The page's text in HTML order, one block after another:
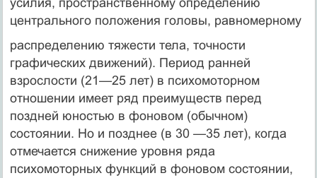
центрального положения головы, равномерному
распределению тяжести тела, точности
графических движений). Период ранней
взрослости (21—25 лет) в психомоторном
отношении имеет ряд преимуществ перед
поздней юностью в фоновом (обычном)
состоянии. Но и позднее (в 30 —35 лет), когда
отмечается снижение уровня ряда
психомоторных функций в фоновом состоянии,